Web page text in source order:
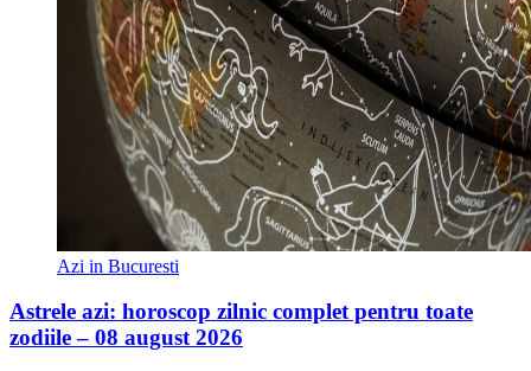
Azi in Bucuresti
Astrele azi: horoscop zilnic complet pentru toate
zodiile – 08 august 2026